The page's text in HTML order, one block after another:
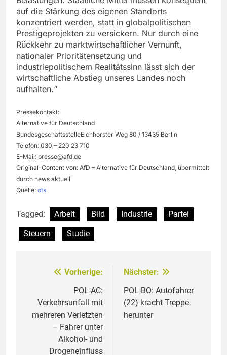
auf die Stärkung des eigenen Standorts
konzentriert werden, statt in globalpolitischen
Prestigeprojekten zu versickern. Nur durch eine
Rückkehr zu marktwirtschaftlicher Vernunft,
nationaler Prioritätensetzung und
industriepolitischem Realitätssinn lässt sich der
wirtschaftliche Abstieg unseres Landes noch
aufhalten.“
Pressekontakt:
Alternative für Deutschland
BundesgeschäftsstelleEichhorster Weg 80 / 13435 Berlin
Telefon: 030 – 220 23 710
E-Mail: presse@afd.de
Original-Content von: AfD – Alternative für Deutschland, übermittelt
durch news aktuell
Quelle: ots
Tagged: Arbeit Bild Industrie
Partei
Steuern
Studie
Beitragsnavigation
Vorherige:
POL-AC:
Verkehrsunfall mit
mehreren Verletzten
– Fahrer unter
Alkohol- und
Drogeneinfluss
Nächster:
POL-BO: Autofahrer
(22) kracht Treppe
herunter